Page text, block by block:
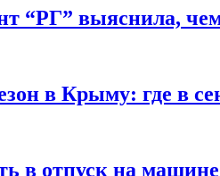
“РГ” выяснила,
в Крыму: где в
в отпуск на машине